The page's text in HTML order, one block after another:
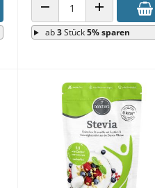
ANZAHL VERRINGERN
ANZAHL
ab3Stück5% sparen